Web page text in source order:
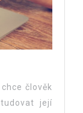
člověk
její